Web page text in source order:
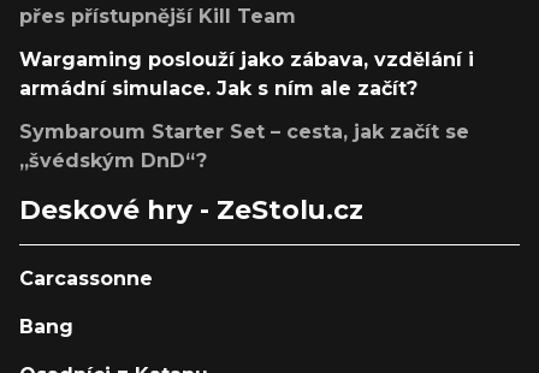
přes přístupnější Kill Team
Wargaming poslouží jako zábava, vzdělání i
armádní simulace. Jak s ním ale začít?
Symbaroum Starter Set – cesta, jak začít se
„švédským DnD“?
Deskové hry - ZeStolu.cz
Carcassonne
Bang